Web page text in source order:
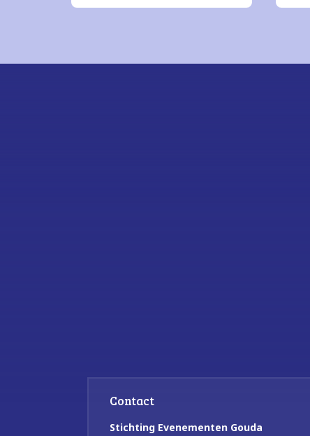
Contact
Stichting Evenementen Gouda